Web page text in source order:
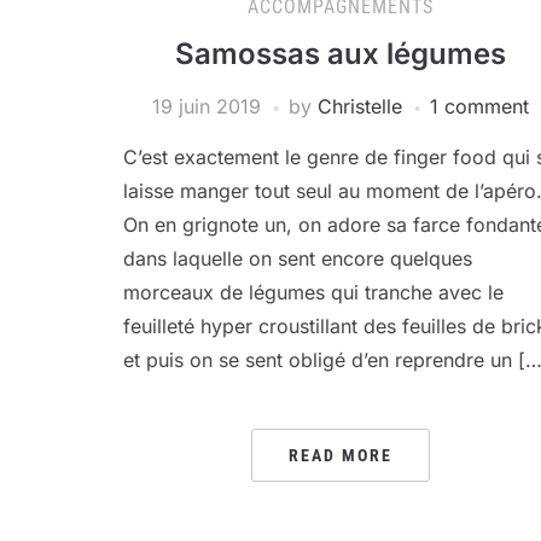
ACCOMPAGNEMENTS
Samossas aux légumes
19 juin 2019 by Christelle 1 comment
C’est exactement le genre de finger food qui
laisse manger tout seul au moment de l’apéro.
On en grignote un, on adore sa farce
dans laquelle on sent encore quelques
morceaux de légumes qui tranche avec le
feuilleté hyper croustillant des feuilles de
et puis on se sent obligé d’en reprendre un
READ MORE